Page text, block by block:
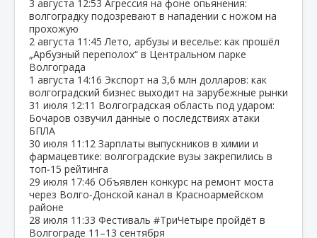
3 августа 12:53 Агрессия на фоне опьянения:
волгоградку подозревают в нападении с ножом на
прохожую
2 августа 11:45 Лето, арбузы и веселье: как прошёл
„Арбузный переполох“ в Центральном парке
Волгограда
1 августа 14:16 Экспорт на 3,6 млн долларов: как
волгоградский бизнес выходит на зарубежные рынки
31 июля 12:11 Волгоградская область под ударом:
Бочаров озвучил данные о последствиях атаки
БПЛА
30 июля 11:12 Зарплаты выпускников в химии и
фармацевтике: волгоградские вузы закрепились в
топ‑15 рейтинга
29 июля 17:46 Объявлен конкурс на ремонт моста
через Волго‑Донской канал в Красноармейском
районе
28 июля 11:33 Фестиваль #ТриЧетыре пройдёт в
Волгограде 11–13 сентября